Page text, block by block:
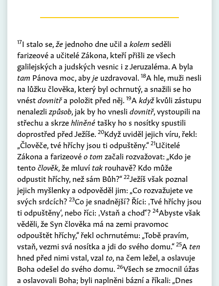
17I stalo se,že jednoho dne učil a kolem seděli
farizeové a učitelé Zákona, kteří přišli ze všech
galilejských a judských vesnic i z Jeruzaléma. A byla
tam Pánova moc, abyje uzdravoval. 18A hle, muži nesli
na lůžku člověka, který byl ochrnutý, a snažili se ho
vnéstdovnitřa položit před něj. 19A kdyžkvůli zástupu
nenalezli způsob, jak by ho vnesli dovnitř, vystoupili na
střechu a skrzehliněnétašky ho s nosítky spustili
doprostřed před Ježíše. 20Když uviděl jejich víru, řekl:
„Člověče, tvé hříchy jsou ti odpuštěny.“21Učitelé
Zákona a farizeovéo tom začali rozvažovat: „Kdo je
tentočlověk, že mluvítakrouhavě? Kdo může
odpustit hříchy, než sám Bůh?“22Ježíš však poznal
jejich myšlenky a odpověděl jim: „Co rozvažujete ve
svých srdcích? 23Co je snadnější? Říci: ‚Tvé hříchy jsou
ti odpuštěny‘, nebo říci: ‚Vstaň a choď‘? 24Abyste však
věděli, že Syn člověka má na zemi pravomoc
odpouštět hříchy,“ řekl ochrnutému: „Tobě pravím,
vstaň, vezmi svá nosítka a jdi do svého domu.“25A ten
hned před nimi vstal, vzal to, na čem ležel, a oslavuje
Boha odešel do svého domu. 26Všech se zmocnil úžas
a oslavovali Boha; byli naplněni bázní a říkali: „Dnes